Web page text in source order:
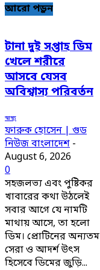
আরো পড়ুন
টানা দুই সপ্তাহ ডিম
খেলে শরীরে
আসবে যেসব
অবিশ্বাস্য পরিবর্তন
স্বাস্থ্য
ফারুক হোসেন | গুড
নিউজ বাংলাদেশ -
August 6, 2026
0
সহজলভ্য এবং পুষ্টিকর
খাবারের কথা উঠলেই
সবার আগে যে নামটি
মাথায় আসে, তা হলো
ডিম। প্রোটিনের অন্যতম
সেরা ও আদর্শ উৎস
হিসেবে ডিমের জুড়ি...